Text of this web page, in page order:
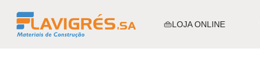
👜LOJA ONLINE